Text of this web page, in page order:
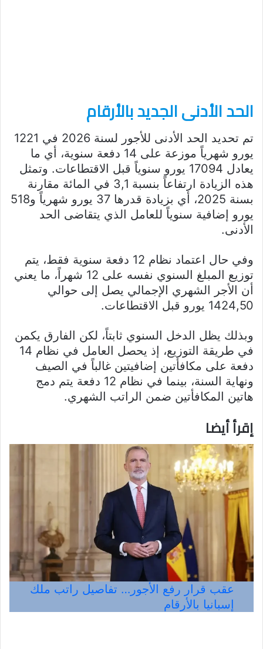
الحد الأدنى الجديد بالأرقام
تم تحديد الحد الأدنى للأجور لسنة 2026 في 1221
يورو شهرياً موزعة على 14 دفعة سنوية، أي ما
يعادل 17094 يورو سنوياً قبل الاقتطاعات. وتمثل
هذه الزيادة ارتفاعاً بنسبة 3,1 في المائة مقارنة
بسنة 2025، أي بزيادة قدرها 37 يورو شهرياً و518
يورو إضافية سنوياً للعامل الذي يتقاضى الحد
الأدنى.
وفي حال اعتماد نظام 12 دفعة سنوية فقط، يتم
توزيع المبلغ السنوي نفسه على 12 شهراً، ما يعني
أن الأجر الشهري الإجمالي يصل إلى حوالي
1424,50 يورو قبل الاقتطاعات.
وبذلك يظل الدخل السنوي ثابتاً، لكن الفارق يكمن
في طريقة التوزيع، إذ يحصل العامل في نظام 14
دفعة على مكافأتين إضافيتين غالباً في الصيف
ونهاية السنة، بينما في نظام 12 دفعة يتم دمج
هاتين المكافأتين ضمن الراتب الشهري.
إقرأ أيضا
عقب قرار رفع الأجور… تفاصيل راتب ملك
إسبانيا بالأرقام